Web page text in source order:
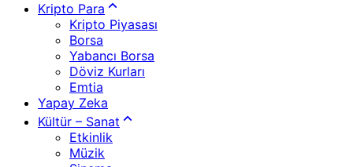
Kripto Para
Kripto Piyasası
Borsa
Yabancı Borsa
Döviz Kurları
Emtia
Yapay Zeka
Kültür – Sanat
Etkinlik
Müzik